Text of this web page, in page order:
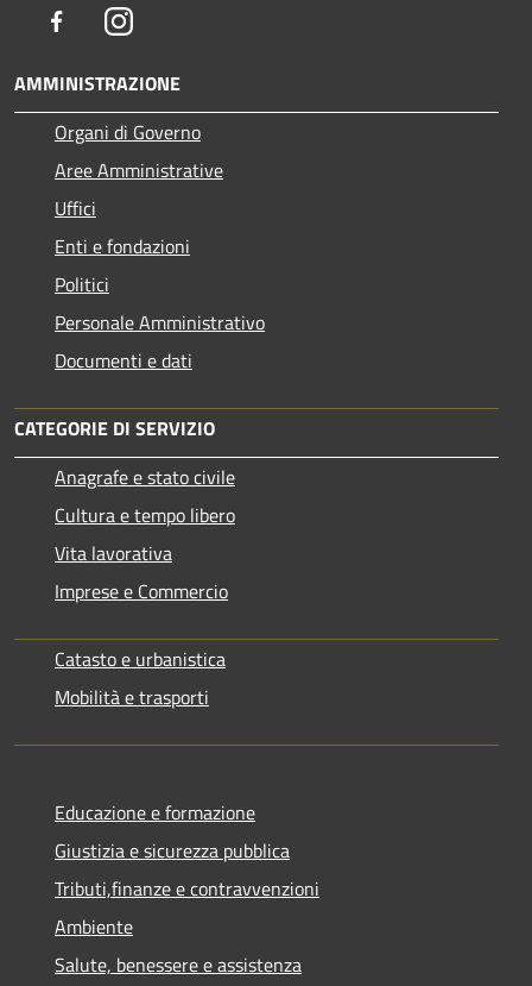
FacebookInstagram
AMMINISTRAZIONE
Organi di Governo
Aree Amministrative
Uffici
Enti e fondazioni
Politici
Personale Amministrativo
Documenti e dati
CATEGORIE DI SERVIZIO
Anagrafe e stato civile
Cultura e tempo libero
Vita lavorativa
Imprese e Commercio
Catasto e urbanistica
Mobilità e trasporti
Educazione e formazione
Giustizia e sicurezza pubblica
Tributi,finanze e contravvenzioni
Ambiente
Salute, benessere e assistenza